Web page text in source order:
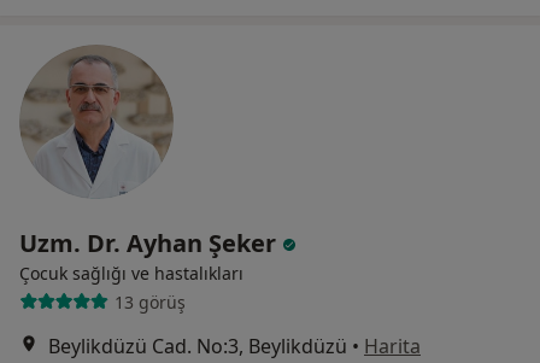
Uzm. Dr. Ayhan Şeker
Çocuk sağlığı ve hastalıkları
13 görüş
Beylikdüzü Cad. No:3, Beylikdüzü • Harita